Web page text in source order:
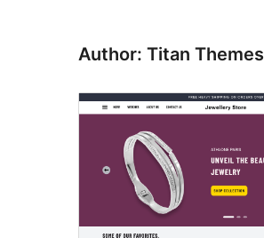
Author: Titan Themes